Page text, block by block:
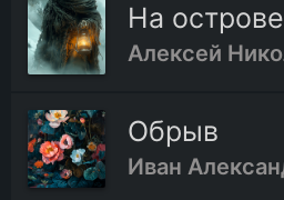
На
Алексей
Обрыв